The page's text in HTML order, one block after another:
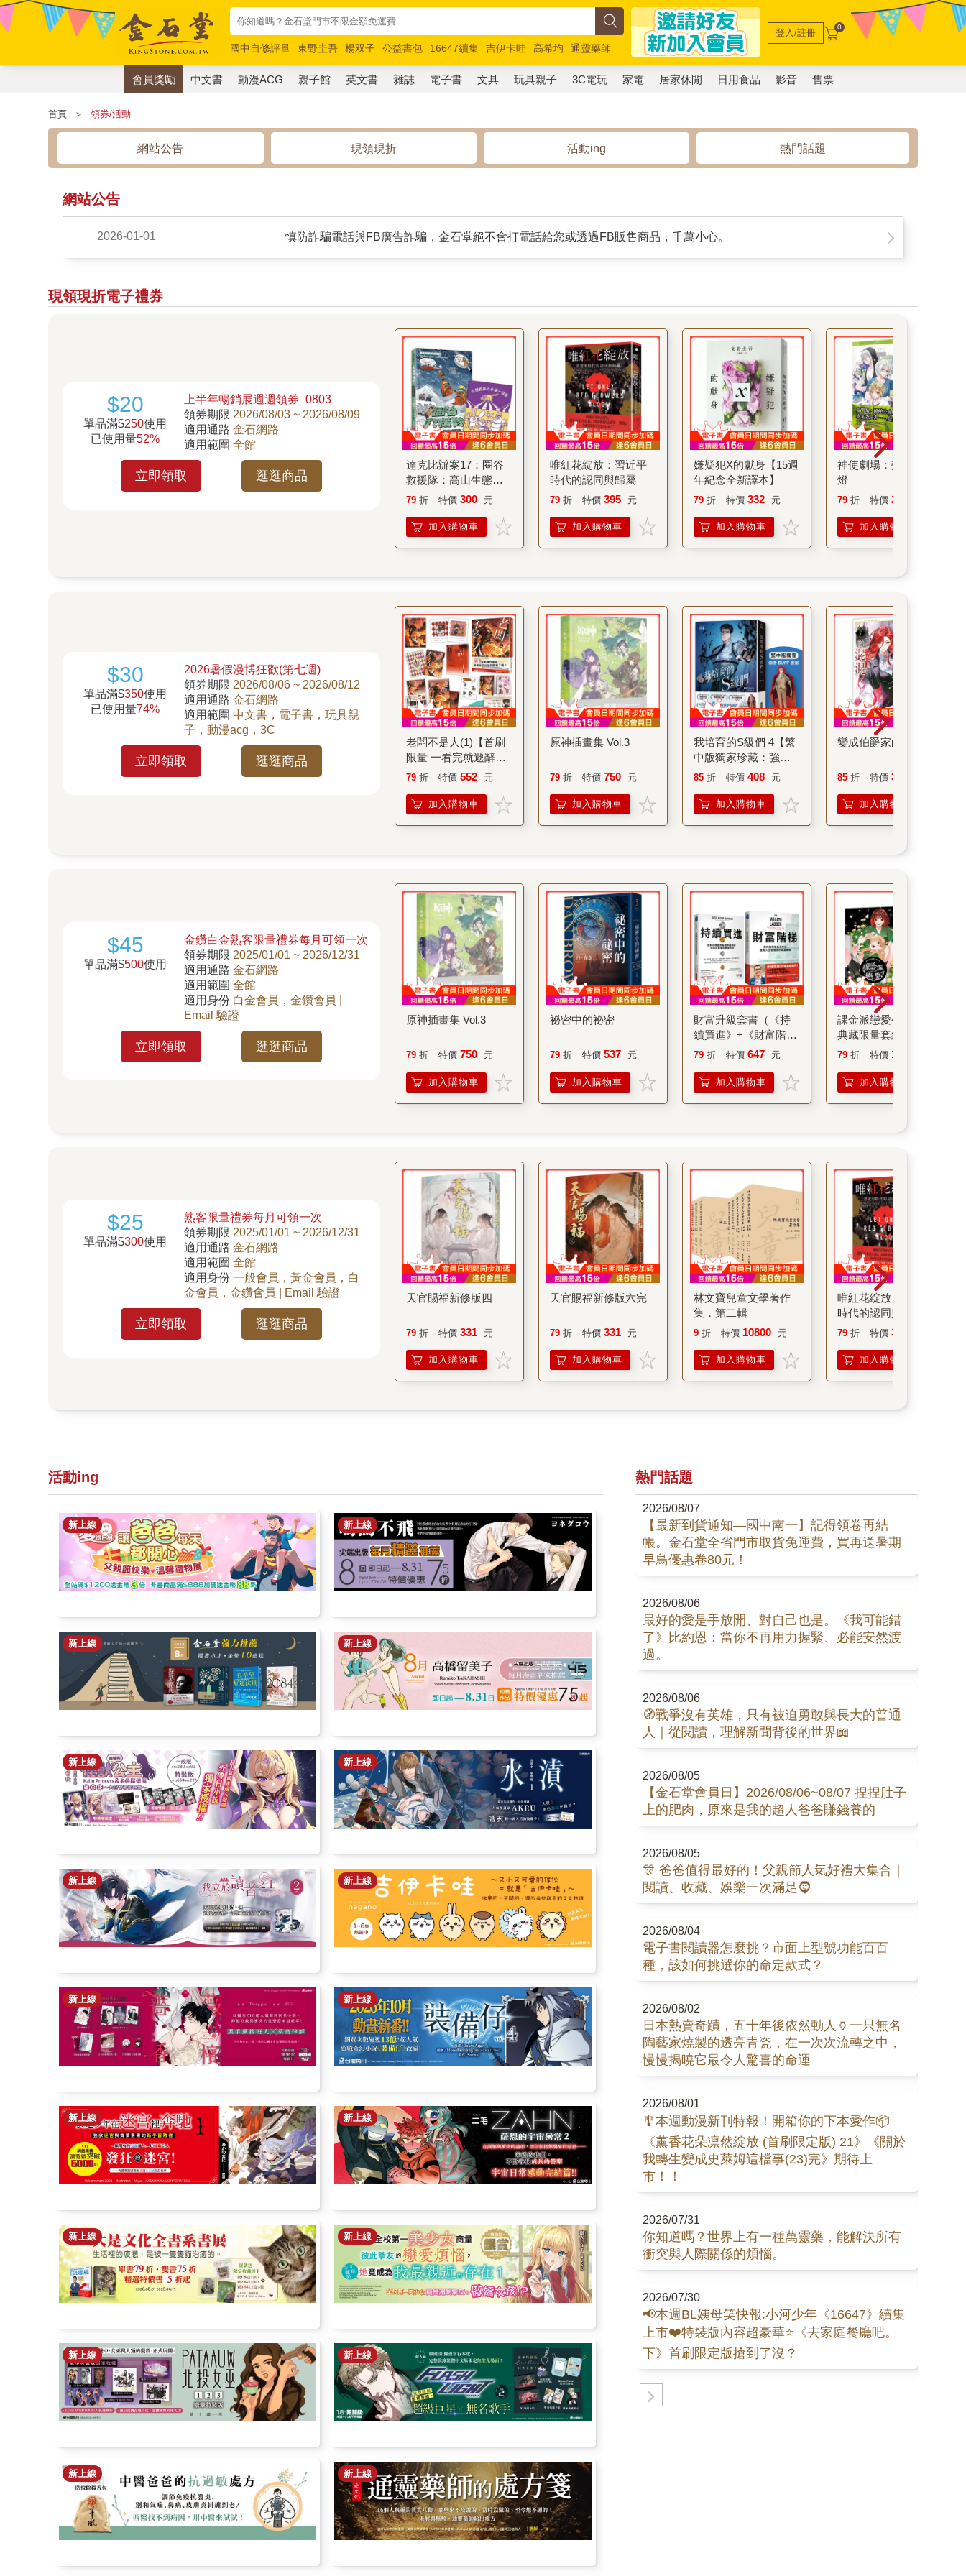
國中自修評量 東野圭吾 楊双子 公益書包 16647續集 吉伊卡哇 高希均
通靈藥師
唯紅花綻放
奧德賽 路邊攤新作 馬斯克 玩具總動員5 超慢跑
登入/註冊 0
會員獎勵 中文書 動漫ACG 親子館 英文書 雜誌 電子書 文具 玩具親子 3C電玩 家電 居家休閒 日用食品 影音 售票
首頁 ＞ 領券/活動
網站公告 現領現折 活動ing 熱門話題
網站公告
2026-01-01 慎防詐騙電話與FB廣告詐騙，金石堂絕不會打電話給您或透過FB販售商品，千萬小心。
現領現折電子禮券
$20
單品滿$250使用
已使用量52%
上半年暢銷展週週領券_0803
領券期限 2026/08/03 ~ 2026/08/09
適用通路金石網路
適用範圍全館
立即領取 逛逛商品
達克比辦案17：圈谷
救援隊：高山生態環
境與臺灣山脈的特色
79 折 特價 300 元
加入購物車
唯紅花綻放：習近平
時代的認同與歸屬
79 折 特價 395 元
加入購物車
嫌疑犯X的獻身【15週
年紀念全新譯本】
79 折 特價 332 元
加入購物車
神使劇場：螢的引路
燈
79 折 特價 253
加入購物車
$30
單品滿$350使用
已使用量74%
2026暑假漫博狂歡(第七週)
領券期限 2026/08/06 ~ 2026/08/12
適用通路金石網路
適用範圍 中文書，電子書，玩具親
子，動漫acg，3C
立即領取 逛逛商品
老闆不是人(1)【首刷
限量 一看完就遞辭呈
版】：護玄全新神作
歡樂吐槽 × 熱血戰
鬥！
79 折 特價 552 元
加入購物車
原神插畫集 Vol.3
79 折 特價 750 元
加入購物車
我培育的S級們 4【繁
中版獨家珍藏：強者
BUFF書籤–歲星公會
85 折 特價 408 元
加入購物車
變成伯爵家的混混07
85 折 特價 357
加入購物車
$45
單品滿$500使用
金鑽白金熟客限量禮券每月可領一次
領券期限 2025/01/01 ~ 2026/12/31
適用通路金石網路
適用範圍全館
適用身份 白金會員，金鑽會員 |
Email 驗證
立即領取 逛逛商品
原神插畫集 Vol.3
79 折 特價 750 元
加入購物車
祕密中的祕密
79 折 特價 537 元
加入購物車
財富升級套書（《持
續買進》+《財富階
梯》共兩冊）
79 折 特價 647 元
加入購物車
課金派戀愛4-6《豪華
典藏限量套組》
79 折 特價 1580
加入購物車
$25
單品滿$300使用
熟客限量禮券每月可領一次
領券期限 2025/01/01 ~ 2026/12/31
適用通路金石網路
適用範圍全館
適用身份一般會員，黃金會員，白
金會員，金鑽會員 | Email 驗證
立即領取 逛逛商品
天官賜福新修版四
79 折 特價 331 元
加入購物車
天官賜福新修版六完
79 折 特價 331 元
加入購物車
林文寶兒童文學著作
集．第二輯
9 折 特價 10800 元
加入購物車
唯紅花綻放：習近平
時代的認同與歸屬
79 折 特價 395
加入購物車
活動ing
新上線 新上線
新上線 新上線
新上線 新上線
新上線 新上線
新上線 新上線
新上線 新上線
新上線 新上線
新上線 新上線
新上線 新上線
熱門話題
2026/08/07
【最新到貨通知—國中南一】記得領卷再結
帳。金石堂全省門市取貨免運費，買再送暑期
早鳥優惠卷80元！
2026/08/06
最好的愛是手放開、對自己也是。《我可能錯
了》比約恩：當你不再用力握緊、必能安然渡
過。
2026/08/06
🧭戰爭沒有英雄，只有被迫勇敢與長大的普通
人｜從閱讀，理解新聞背後的世界📖
2026/08/05
【金石堂會員日】2026/08/06~08/07 捏捏肚子
上的肥肉，原來是我的超人爸爸賺錢養的
2026/08/05
🎊 爸爸值得最好的！父親節人氣好禮大集合｜
閱讀、收藏、娛樂一次滿足🧔
2026/08/04
電子書閱讀器怎麼挑？市面上型號功能百百
種，該如何挑選你的命定款式？
2026/08/02
日本熱賣奇蹟，五十年後依然動人🏺一只無名
陶藝家燒製的透亮青瓷，在一次次流轉之中，
慢慢揭曉它最令人驚喜的命運
2026/08/01
🎐本週動漫新刊特報！開箱你的下本愛作📦
《薰香花朵凛然綻放 (首刷限定版) 21》《關於
我轉生變成史萊姆這檔事(23)完》期待上
市！！
2026/07/31
你知道嗎？世界上有一種萬靈藥，能解決所有
衝突與人際關係的煩惱。
2026/07/30
📢本週BL姨母笑快報:小河少年《16647》續集
上市❤️特裝版內容超豪華⭐《去家庭餐廳吧。
下》首刷限定版搶到了沒？